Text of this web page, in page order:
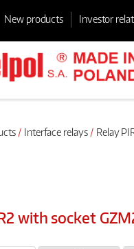
New products Investor
Interface relays Relay
with socket